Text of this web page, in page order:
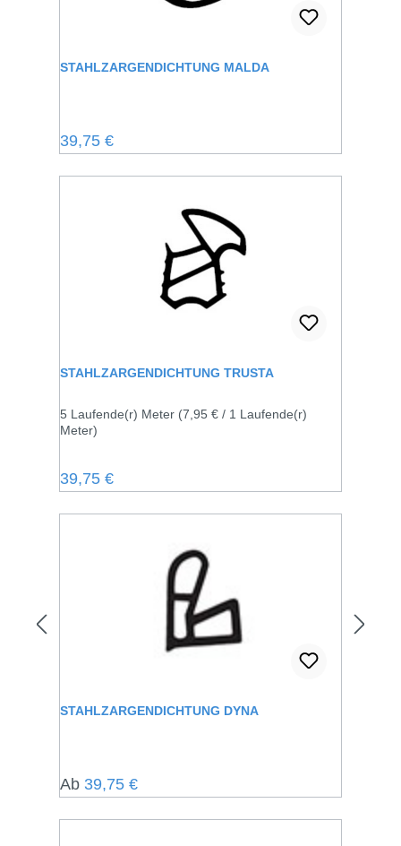
STAHLZARGENDICHTUNG MALDA
Regulärer Preis:
39,75 €
STAHLZARGENDICHTUNG TRUSTA
5 Laufende(r) Meter (7,95 € / 1 Laufende(r)
Meter)
Regulärer Preis:
39,75 €
STAHLZARGENDICHTUNG DYNA
Regulärer Preis:
Ab 39,75 €